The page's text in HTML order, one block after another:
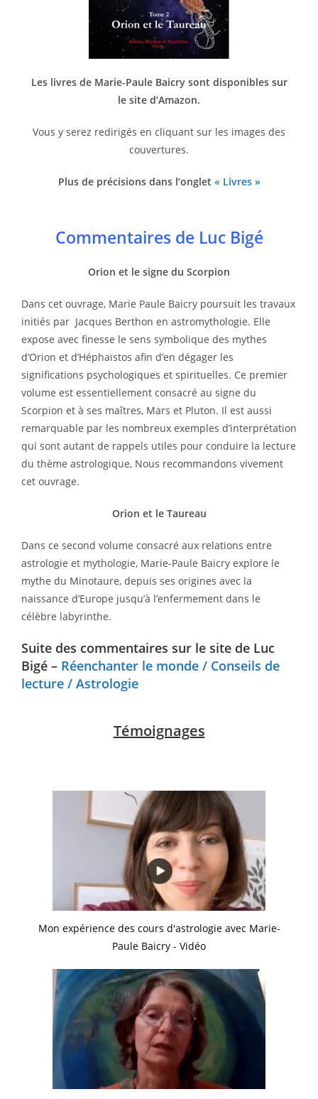
Les livres de Marie-Paule Baicry sont disponibles sur
le site d’Amazon.
Vous y serez redirigés en cliquant sur les images des
couvertures.
Plus de précisions dans l’onglet « Livres »
Commentaires de Luc Bigé
Orion et le signe du Scorpion
Dans cet ouvrage, Marie Paule Baicry poursuit les travaux
initiés par Jacques Berthon en astromythologie. Elle
expose avec finesse le sens symbolique des mythes
d’Orion et d’Héphaïstos afin d’en dégager les
significations psychologiques et spirituelles. Ce premier
volume est essentiellement consacré au signe du
Scorpion et à ses maîtres, Mars et Pluton. Il est aussi
remarquable par les nombreux exemples d’interprétation
qui sont autant de rappels utiles pour conduire la lecture
du thème astrologique, Nous recommandons vivement
cet ouvrage.
Orion et le Taureau
Dans ce second volume consacré aux relations entre
astrologie et mythologie, Marie-Paule Baicry explore le
mythe du Minotaure, depuis ses origines avec la
naissance d’Europe jusqu’à l’enfermement dans le
célèbre labyrinthe.
Suite des commentaires sur le site de Luc
Bigé – Réenchanter le monde / Conseils de
lecture / Astrologie
Témoignages
Mon expérience des cours d'astrologie avec Marie-
Paule Baicry - Vidéo